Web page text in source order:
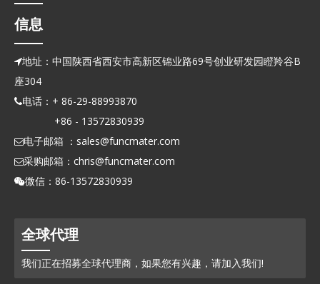
信息
地址：中国陕西省西安市高新区锦业路69号创业研发园瞪羚谷B
座304
电话：+ 86-29-88993870
+86 - 13572830939
电子邮箱 ： sales@funcmater.com
采购邮箱： chris@funcmater.com
微信：86-13572830939
全球代理
我们正在招募全球代理商，如果您有兴趣，请加入我们!